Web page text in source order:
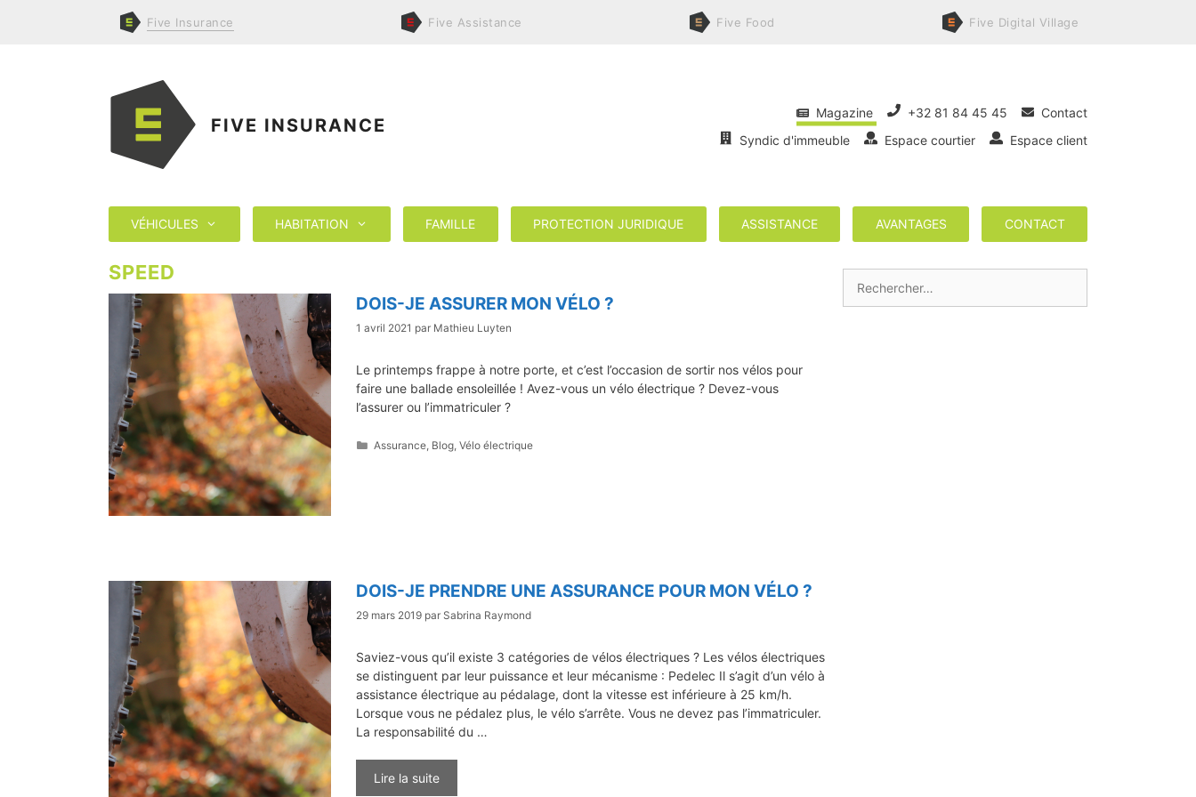
Five Insurance Five Assistance Five Food Five Digital Village
Magazine +32 81 84 45 45
Contact
Syndic d'immeuble
Espace courtier Espace client
FIVE INSURANCE
VÉHICULES HABITATION FAMILLE PROTECTION JURIDIQUE ASSISTANCE AVANTAGES CONTACT
SPEED
DOIS-JE ASSURER MON VÉLO ?
1 avril 2021 par Mathieu Luyten
Le printemps frappe à notre porte, et c’est l’occasion de sortir nos vélos pour
faire une ballade ensoleillée ! Avez-vous un vélo électrique ? Devez-vous
l’assurer ou l’immatriculer ?
Catégories
Assurance Blog ,Vélo électrique
DOIS-JE PRENDRE UNE ASSURANCE POUR MON VÉLO ?
29 mars 2019 par Sabrina Raymond
Saviez-vous qu’il existe 3 catégories de vélos électriques ? Les vélos électriques
se distinguent par leur puissance et leur mécanisme : Pedelec Il s’agit d’un vélo à
assistance électrique au pédalage, dont la vitesse est inférieure à 25 km/h.
Lorsque vous ne pédalez plus, le vélo s’arrête. Vous ne devez pas l’immatriculer.
La responsabilité du …
Lire la suite
Rechercher :